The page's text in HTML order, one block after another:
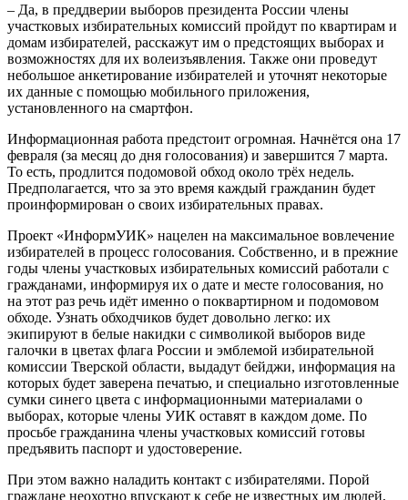
– Да, в преддверии выборов президента России члены
участковых избирательных комиссий пройдут по квартирам и
домам избирателей, расскажут им о предстоящих выборах и
возможностях для их волеизъявления. Также они проведут
небольшое анкетирование избирателей и уточнят некоторые
их данные с помощью мобильного приложения,
установленного на смартфон.
Информационная работа предстоит огромная. Начнётся она 17
февраля (за месяц до дня голосования) и завершится 7 марта.
То есть, продлится подомовой обход около трёх недель.
Предполагается, что за это время каждый гражданин будет
проинформирован о своих избирательных правах.
Проект «ИнформУИК» нацелен на максимальное вовлечение
избирателей в процесс голосования. Собственно, и в прежние
годы члены участковых избирательных комиссий работали с
гражданами, информируя их о дате и месте голосования, но
на этот раз речь идёт именно о поквартирном и подомовом
обходе. Узнать обходчиков будет довольно легко: их
экипируют в белые накидки с символикой выборов виде
галочки в цветах флага России и эмблемой избирательной
комиссии Тверской области, выдадут бейджи, информация на
которых будет заверена печатью, и специально изготовленные
сумки синего цвета с информационными материалами о
выборах, которые члены УИК оставят в каждом доме. По
просьбе гражданина члены участковых комиссий готовы
предъявить паспорт и удостоверение.
При этом важно наладить контакт с избирателями. Порой
граждане неохотно впускают к себе не известных им людей,